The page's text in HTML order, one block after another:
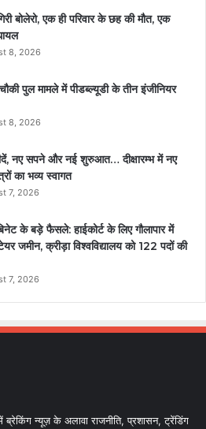
बोलेरो, एक ही परिवार के छह की मौत, एक
8, 2026
पुल मामले में पीडब्ल्यूडी के तीन इंजीनियर
8, 2026
नए सपने और नई शुरुआत… दीक्षारम्भ में नए
का भव्य स्वागत
7, 2026
के बड़े फैसले: हाईकोर्ट के लिए गौलापार में
जमीन, क्रीड़ा विश्वविद्यालय को 122 पदों की
7, 2026
ब्रेकिंग न्यूज़ के अलावा राजनीति, प्रशासन, ट्रेंडिंग